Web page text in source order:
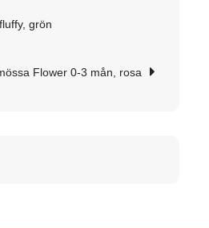
grön
Flower 0-3 mån, rosa